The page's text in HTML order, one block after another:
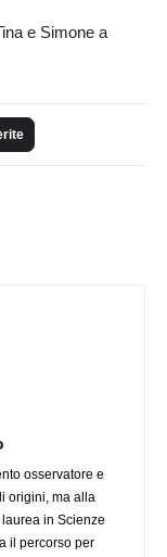
e Simone a
osservatore e
origini, ma alla
in Scienze
il percorso per